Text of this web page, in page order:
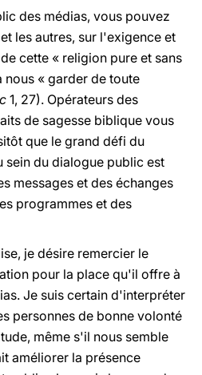
des médias, vous pouvez
les autres, sur l'exigence et
cette « religion pure et sans
nous « garder de toute
1, 27). Opérateurs des
de sagesse biblique vous
que le grand défi du
sein du dialogue public est
messages et des échanges
programmes et des
je désire remercier le
pour la place qu'il offre à
Je suis certain d'interpréter
personnes de bonne volonté
même s'il nous semble
améliorer la présence